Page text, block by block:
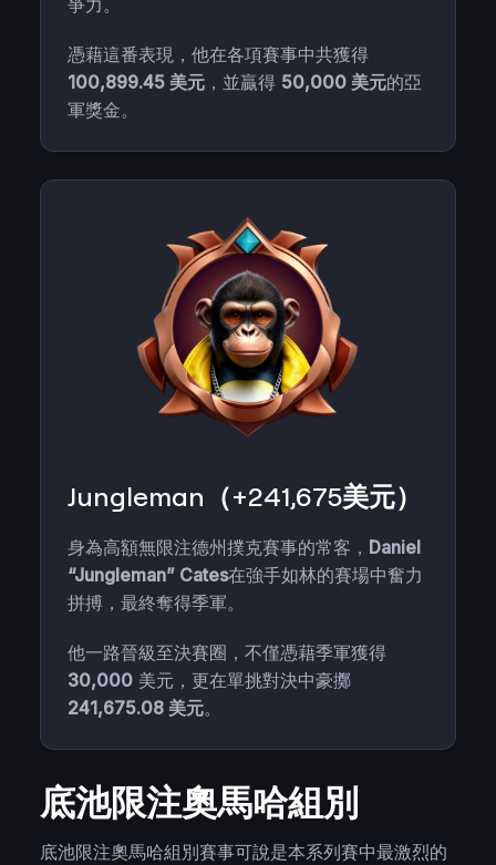
憑藉這番表現，他在各項賽事中共獲得
100,899.45 美元 ，並贏得 50,000 美元的亞
軍獎金。
Jungleman（+241,675美元）
身為高額無限注德州撲克賽事的常客， Daniel
“Jungleman” Cates在強手如林的賽場中奮力
拼搏，最終奪得季軍。
他一路晉級至決賽圈，不僅憑藉季軍獲得
30,000 美元，更在單挑對決中豪擲
241,675.08 美元。
底池限注奧馬哈組別
底池限注奧馬哈組別賽事可說是本系列賽中最激烈的